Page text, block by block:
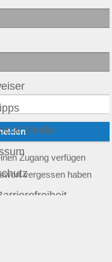
Zugang verfügen
vergessen haben
Media